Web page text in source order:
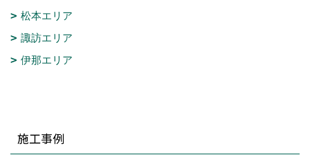
松本エリア
諏訪エリア
伊那エリア
施工事例